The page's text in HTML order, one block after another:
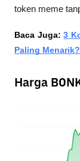
token meme
Baca Juga: 3
Paling Menarik?
Harga